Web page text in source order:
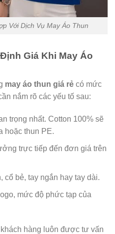
Với Dịch Vụ May Áo Thun
Giá Khi May Áo
may áo thun giá rẻ có mức
nắm rõ các yếu tố sau:
trọng nhất. Cotton 100% sẽ
hoặc thun PE.
trực tiếp đến đơn giá trên
cổ bẻ, tay ngắn hay tay dài.
mức độ phức tạp của
hàng luôn được tư vấn